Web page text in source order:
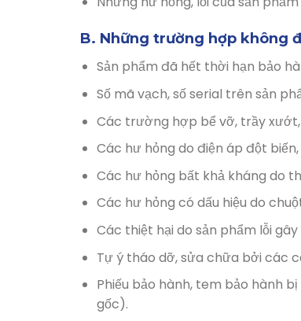
B. Những trường hợp không
Sản phẩm đã hết thời hạn bảo
Số mã vạch, số serial trên sản
Các trường hợp bể vỡ, trầy
Các hư hỏng do điện áp đột
Các hư hỏng bất khả kháng do
Các hư hỏng có dấu hiệu do
Các thiệt hại do sản phẩm lỗi gây
Tự ý tháo dỡ, sửa chữa bởi các
Phiếu bảo hành, tem bảo hành
gốc).